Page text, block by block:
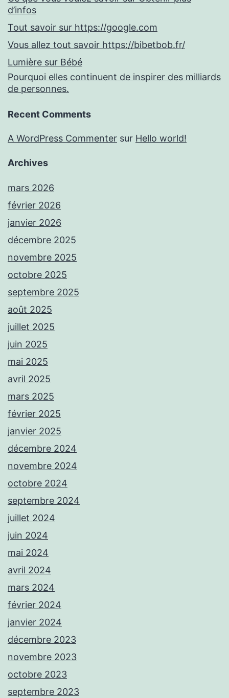
d’infos
Tout savoir sur https://google.com
Vous allez tout savoir https://bibetbob.fr/
Lumière sur Bébé
Pourquoi elles continuent de inspirer des milliards
de personnes.
Recent Comments
A WordPress Commenter sur Hello world!
Archives
mars 2026
février 2026
janvier 2026
décembre 2025
novembre 2025
octobre 2025
septembre 2025
août 2025
juillet 2025
juin 2025
mai 2025
avril 2025
mars 2025
février 2025
janvier 2025
décembre 2024
novembre 2024
octobre 2024
septembre 2024
juillet 2024
juin 2024
mai 2024
avril 2024
mars 2024
février 2024
janvier 2024
décembre 2023
novembre 2023
octobre 2023
septembre 2023